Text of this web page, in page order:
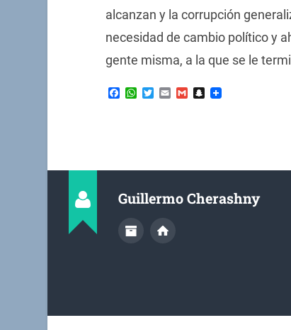
alcanzan y la corrupción
necesidad de cambio político y
gente misma, a la que se le
Facebook
WhatsApp
TwitterEmailGmailSnapchat
Guillermo Cherashny